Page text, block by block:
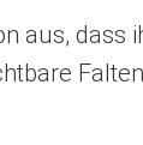
aus, dass